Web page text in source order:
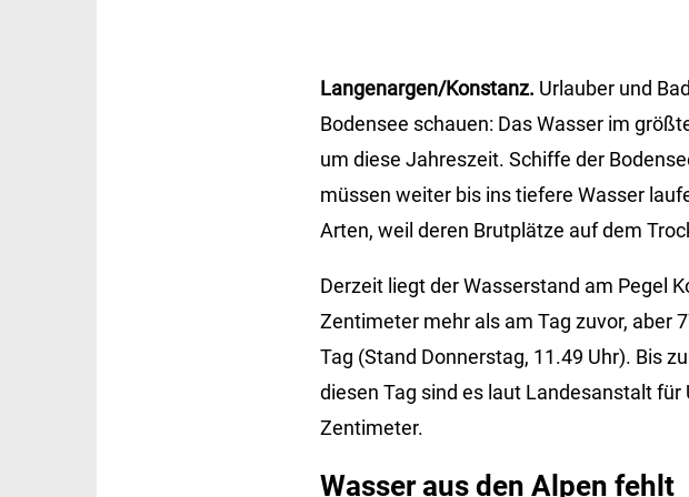
Langenargen/Konstanz. Urlauber und
Bodensee schauen: Das Wasser im
um diese Jahreszeit. Schiffe der
müssen weiter bis ins tiefere Wasser
Arten, weil deren Brutplätze auf dem
Derzeit liegt der Wasserstand am Pegel
Zentimeter mehr als am Tag zuvor, aber
Tag (Stand Donnerstag, 11.49 Uhr). Bis
diesen Tag sind es laut Landesanstalt
Zentimeter.
Wasser aus den Alpen fehlt